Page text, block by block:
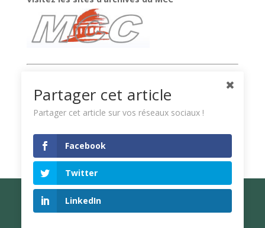
© Xavier Raufer - Mise à jour en mai 2026
Partager cet article
Partager cet article sur vos réseaux sociaux !
Facebook
Twitter
LinkedIn